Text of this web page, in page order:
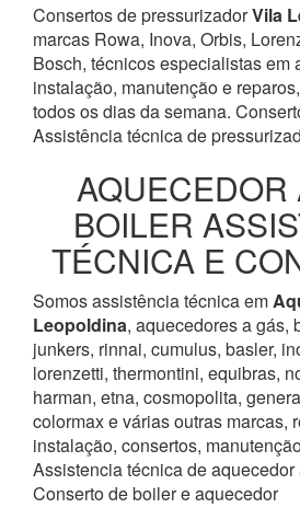
Consertos de pressurizadorVila
marcas Rowa, Inova, Orbis,
Bosch, técnicos especialistas em
instalação, manutenção e
todos os dias da semana.
Assistência técnica de
AQUECEDOR
BOILER
TÉCNICA E
Somos assistência técnica em
Leopoldina, aquecedores a gás,
junkers, rinnai, cumulus, basler,
lorenzetti, thermontini, equibras,
harman, etna, cosmopolita,
colormax e várias outras marcas,
instalação, consertos,
Assistencia técnica de aquecedor
Conserto de boiler e aquecedor